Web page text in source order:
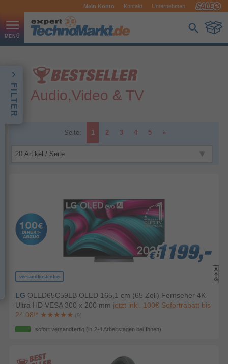
Mein Konto Kontakt Unternehmen
FILTER Audio,Video & TV
Seite: 1 2 3 4 5 »
versandkostenfrei
€ 1199,-
€ 1199,-
€ 1199,-
LG OLED65C59LB OLED 165,1 cm (65 Zoll) Fernseher 4K
Ultra HD VESA 300 x 200 mm jetzt inkl. 100€ Sofortrabatt bis
24.08!*
(9)
sofort versandfertig (in 2-4 Arbeitstagen bei Ihnen)